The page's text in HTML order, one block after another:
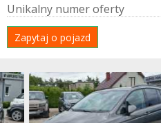
Unikalny numeroferty
Zapytaj o pojazd